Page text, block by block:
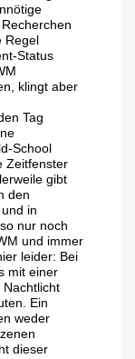
Regel
Status
klingt aber
Tag
School
Zeitfenster
gibt
den
in
nur noch
und immer
leider: Bei
mit einer
Ein
weder
dieser